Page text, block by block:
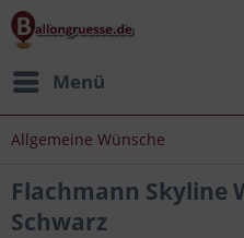
Menü
Allgemeine Wünsche
Flachmann Skyline
Schwarz